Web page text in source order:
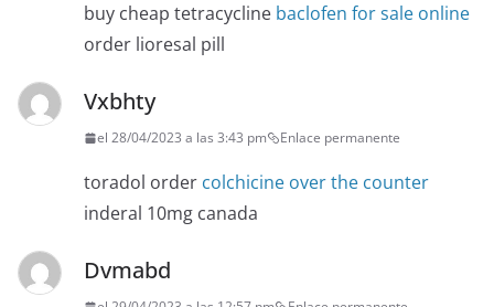
buy cheap tetracycline baclofen for sale online
order lioresal pill
Vxbhty
el 28/04/2023 a las 3:43 pm Enlace permanente
toradol order colchicine over the counter
inderal 10mg canada
Dvmabd